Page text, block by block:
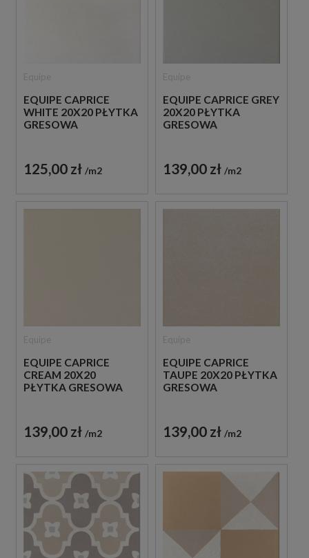
EQUIPE CAPRICE
WHITE 20X20 PŁYTKA
GRESOWA
125,00 zł m2
EQUIPE CAPRICE GREY
20X20 PŁYTKA
GRESOWA
139,00 zł m2
EQUIPE CAPRICE
CREAM 20X20
PŁYTKA GRESOWA
139,00 zł m2
EQUIPE CAPRICE
TAUPE 20X20 PŁYTKA
GRESOWA
139,00 zł m2